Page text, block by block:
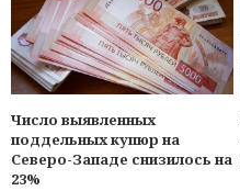
Число выявленных
поддельных купюр на
Северо-Западе снизилось на
23%